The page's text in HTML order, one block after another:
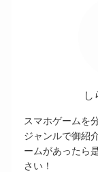
し
スマホゲームを
ジャンルで御紹
ームがあったら
さい！